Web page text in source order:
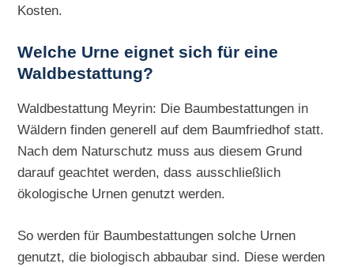
Kosten.
Welche Urne eignet sich für eine
Waldbestattung?
Waldbestattung Meyrin: Die Baumbestattungen in
Wäldern finden generell auf dem Baumfriedhof statt.
Nach dem Naturschutz muss aus diesem Grund
darauf geachtet werden, dass ausschließlich
ökologische Urnen genutzt werden.
So werden für Baumbestattungen solche Urnen
genutzt, die biologisch abbaubar sind. Diese werden